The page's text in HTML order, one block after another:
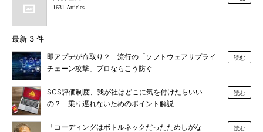
1631 Articles
最新 3 件
即アプデが命取り？ 流行の「ソフトウェアサプライ
チェーン攻撃」プロならこう防ぐ
読む
SCS評価制度、我が社はどこに気を付けたらいい
の？ 乗り遅れないためのポイント解説
読む
「コーディングはボトルネックだったためしがな
読む